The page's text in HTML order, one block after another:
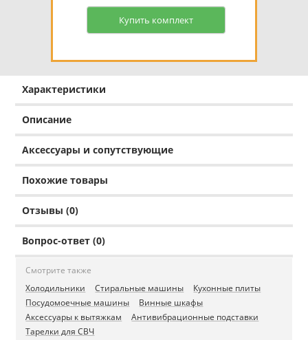
Купить комплект
Характеристики
Описание
Аксессуары и сопутствующие
Похожие товары
Отзывы (0)
Вопрос-ответ (0)
Смотрите также
Холодильники
Стиральные машины
Кухонные плиты
Посудомоечные машины
Винные шкафы
Аксессуары к вытяжкам
Антивибрационные подставки
Тарелки для СВЧ